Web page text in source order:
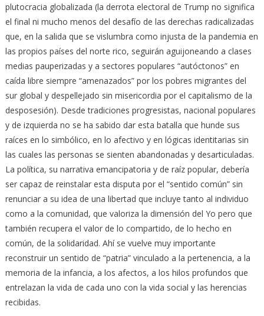
plutocracia globalizada (la derrota electoral de Trump no significa
el final ni mucho menos del desafío de las derechas radicalizadas
que, en la salida que se vislumbra como injusta de la pandemia en
las propios países del norte rico, seguirán aguijoneando a clases
medias pauperizadas y a sectores populares “autóctonos” en
caída libre siempre “amenazados” por los pobres migrantes del
sur global y despellejado sin misericordia por el capitalismo de la
desposesión). Desde tradiciones progresistas, nacional populares
y de izquierda no se ha sabido dar esta batalla que hunde sus
raíces en lo simbólico, en lo afectivo y en lógicas identitarias sin
las cuales las personas se sienten abandonadas y desarticuladas.
La política, su narrativa emancipatoria y de raíz popular, debería
ser capaz de reinstalar esta disputa por el “sentido común” sin
renunciar a su idea de una libertad que incluye tanto al individuo
como a la comunidad, que valoriza la dimensión del Yo pero que
también recupera el valor de lo compartido, de lo hecho en
común, de la solidaridad. Ahí se vuelve muy importante
reconstruir un sentido de “patria” vinculado a la pertenencia, a la
memoria de la infancia, a los afectos, a los hilos profundos que
entrelazan la vida de cada uno con la vida social y las herencias
recibidas.